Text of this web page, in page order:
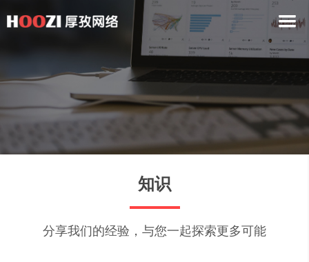
知识
分享我们的经验，与您一起探索更多可能